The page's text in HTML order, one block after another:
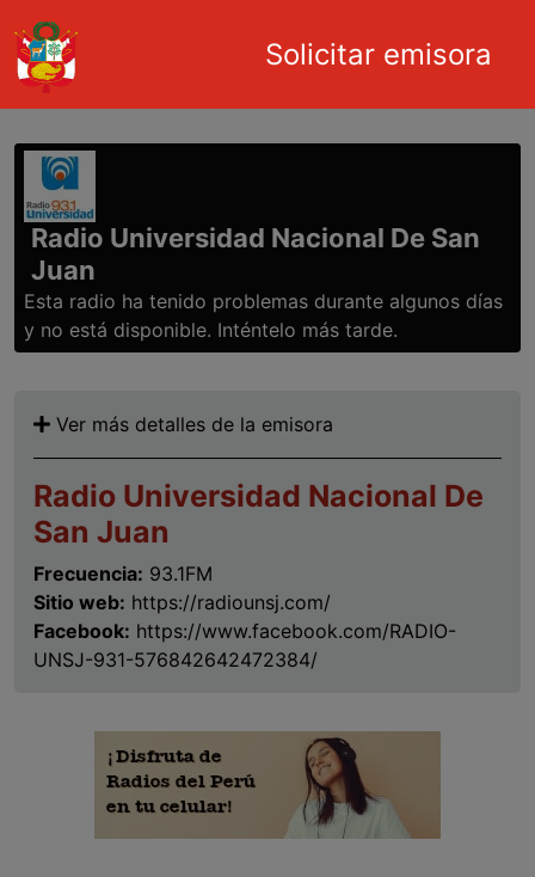
Pasar al contenido principal
Main navigation
Solicitar emisora
Radio Universidad Nacional De San
Juan
Esta radio ha tenido problemas durante algunos días
y no está disponible. Inténtelo más tarde.
Ver más detalles de la emisora
Radio Universidad Nacional De
San Juan
Frecuencia: 93.1FM
Sitio web: https://radiounsj.com/
Facebook: https://www.facebook.com/RADIO-
UNSJ-931-576842642472384/